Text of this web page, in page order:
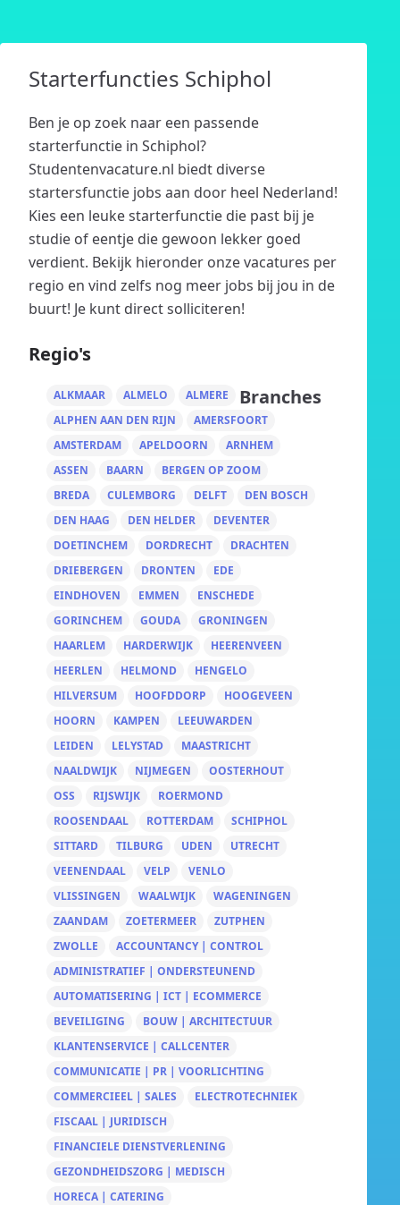
Starterfuncties Schiphol
Ben je op zoek naar een passende
starterfunctie in Schiphol?
Studentenvacature.nl biedt diverse
startersfunctie jobs aan door heel Nederland!
Kies een leuke starterfunctie die past bij je
studie of eentje die gewoon lekker goed
verdient. Bekijk hieronder onze vacatures per
regio en vind zelfs nog meer jobs bij jou in de
buurt! Je kunt direct solliciteren!
Regio's
ALKMAAR ALMELO
ALMERE
ALPHEN AAN DEN RIJN
AMERSFOORT
AMSTERDAM
APELDOORN
ARNHEM
ASSEN
BAARN
BERGEN OP ZOOM
BREDA
CULEMBORG DELFT
DEN BOSCH
DEN HAAG
DEN HELDER
DEVENTER
DOETINCHEM
DORDRECHT
DRACHTEN
DRIEBERGEN
DRONTEN
EDE
EINDHOVEN
EMMEN
ENSCHEDE
GORINCHEM
GOUDA
GRONINGEN
HAARLEM
HARDERWIJK
HEERENVEEN
HEERLEN
HELMOND
HENGELO
HILVERSUM
HOOFDDORP
HOOGEVEEN
HOORN
KAMPEN
LEEUWARDEN
LEIDEN
LELYSTAD
MAASTRICHT
NAALDWIJK
NIJMEGEN
OOSTERHOUT
OSS
RIJSWIJK
ROERMOND
ROOSENDAAL
ROTTERDAM
SCHIPHOL
SITTARD
TILBURG UDEN
UTRECHT
VEENENDAAL
VELP
VENLO
VLISSINGEN
WAALWIJK
WAGENINGEN
ZAANDAM
ZOETERMEER
ZUTPHEN
ZWOLLE
Branches
ACCOUNTANCY | CONTROL
ADMINISTRATIEF | ONDERSTEUNEND
AUTOMATISERING | ICT | ECOMMERCE
BEVEILIGING
BOUW | ARCHITECTUUR
KLANTENSERVICE | CALLCENTER
COMMUNICATIE | PR | VOORLICHTING
COMMERCIEEL | SALES
ELECTROTECHNIEK
FISCAAL | JURIDISCH
FINANCIELE DIENSTVERLENING
GEZONDHEIDSZORG | MEDISCH
HORECA | CATERING